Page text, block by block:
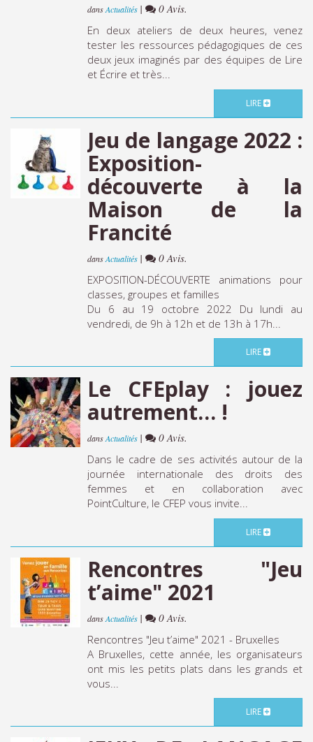
dansActualités |
0 Avis.
En deux ateliers de deux heures, venez
tester les ressources pédagogiques de ces
deux jeux imaginés par des équipes de Lire
et Écrire et très...
LIRE
Jeu de langage 2022 :
Exposition-
découverte à la
Maison de la
Francité
dansActualités |
0 Avis.
EXPOSITION-DÉCOUVERTE animations pour
classes, groupes et familles
Du 6 au 19 octobre 2022 Du lundi au
vendredi, de 9h à 12h et de 13h à 17h...
LIRE
Le CFEplay : jouez
autrement… !
dansActualités |
0 Avis.
Dans le cadre de ses activités autour de la
journée internationale des droits des
femmes et en collaboration avec
PointCulture, le CFEP vous invite...
LIRE
Rencontres "Jeu
t’aime" 2021
dansActualités |
0 Avis.
Rencontres "Jeu t’aime" 2021 - Bruxelles
A Bruxelles, cette année, les organisateurs
ont mis les petits plats dans les grands et
vous...
LIRE